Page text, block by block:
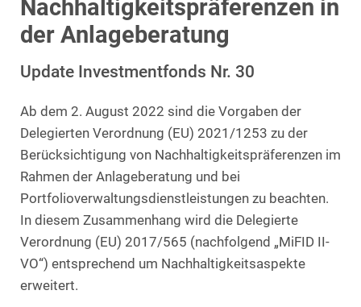
Nachhaltigkeitspräferenzen in
der Anlageberatung
Update Investmentfonds Nr. 30
Ab dem 2. August 2022 sind die Vorgaben der
Delegierten Verordnung (EU) 2021/1253 zu der
Berücksichtigung von Nachhaltigkeitspräferenzen im
Rahmen der Anlageberatung und bei
Portfolioverwaltungsdienstleistungen zu beachten.
In diesem Zusammenhang wird die Delegierte
Verordnung (EU) 2017/565 (nachfolgend „MiFID II-
VO“) entsprechend um Nachhaltigkeitsaspekte
erweitert.